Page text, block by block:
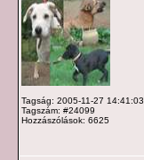
Tagság: 2005-11-27 14:41:03
Tagszám: #24099
Hozzászólások: 6625